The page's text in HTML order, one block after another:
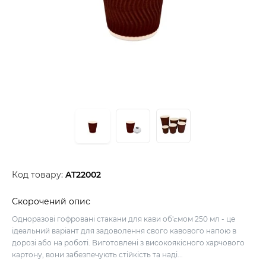
Код товару: AT22002
Скорочений опис
Одноразові гофровані стакани для кави об'ємом 250 мл - це
ідеальний варіант для задоволення свого кавового напою в
дорозі або на роботі. Виготовлені з високоякісного харчового
картону, вони забезпечують стійкість та наді...